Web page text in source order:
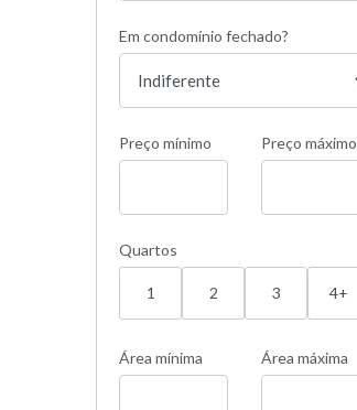
Em condomínio fechado?
Preço mínimo Preço máximo
Quartos
1 2 3 4+
Área mínima Área máxima